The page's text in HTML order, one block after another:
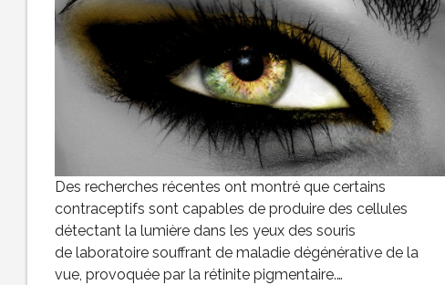
Des recherches récentes ont montré que certains
contraceptifs sont capables de produire des cellules
détectant la lumière dans les yeux des souris
de laboratoire souffrant de maladie dégénérative de la
vue, provoquée par la rétinite pigmentaire.…